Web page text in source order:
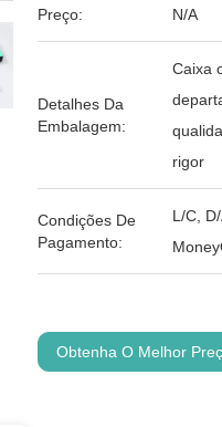
Preço: N/A
Detalhes Da
Embalagem:
Caixa
rigor
Condições De
Pagamento:
L/C,
Obtenha O Melhor